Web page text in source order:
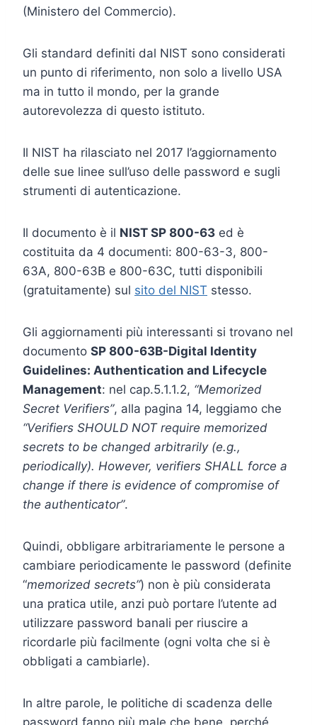
(Ministero del Commercio).
Gli standard definiti dal NIST sono considerati
un punto di riferimento, non solo a livello USA
ma in tutto il mondo, per la grande
autorevolezza di questo istituto.
Il NIST ha rilasciato nel 2017 l’aggiornamento
delle sue linee sull’uso delle password e sugli
strumenti di autenticazione.
Il documento è il NIST SP 800-63 ed è
costituita da 4 documenti: 800-63-3, 800-
63A, 800-63B e 800-63C, tutti disponibili
(gratuitamente) sul sito del NIST stesso.
Gli aggiornamenti più interessanti si trovano nel
documento SP 800-63B-Digital Identity
Guidelines: Authentication and Lifecycle
Management: nel cap.5.1.1.2, “Memorized
Secret Verifiers”, alla pagina 14, leggiamo che
“Verifiers SHOULD NOT require memorized
secrets to be changed arbitrarily (e.g.,
periodically). However, verifiers SHALL force a
change if there is evidence of compromise of
the authenticator”.
Quindi, obbligare arbitrariamente le persone a
cambiare periodicamente le password (definite
“memorized secrets”) non è più considerata
una pratica utile, anzi può portare l’utente ad
utilizzare password banali per riuscire a
ricordarle più facilmente (ogni volta che si è
obbligati a cambiarle).
In altre parole, le politiche di scadenza delle
password fanno più male che bene, perché